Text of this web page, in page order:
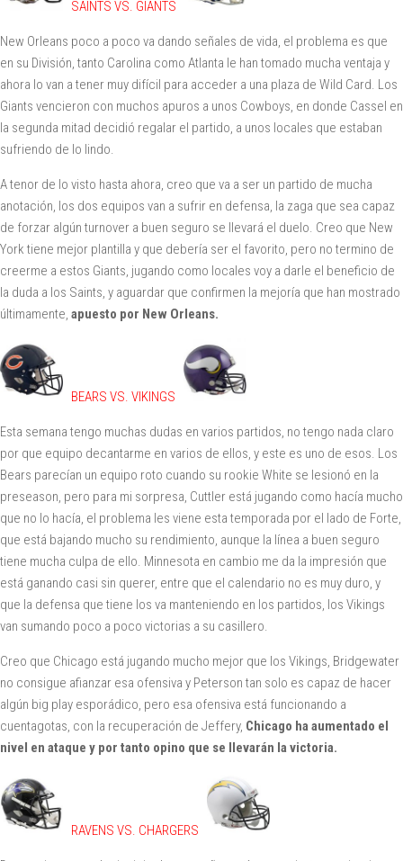
SAINTS VS. GIANTS
New Orleans poco a poco va dando señales de vida, el problema es que
en su División, tanto Carolina como Atlanta le han tomado mucha ventaja y
ahora lo van a tener muy difícil para acceder a una plaza de Wild Card. Los
Giants vencieron con muchos apuros a unos Cowboys, en donde Cassel en
la segunda mitad decidió regalar el partido, a unos locales que estaban
sufriendo de lo lindo.
A tenor de lo visto hasta ahora, creo que va a ser un partido de mucha
anotación, los dos equipos van a sufrir en defensa, la zaga que sea capaz
de forzar algún turnover a buen seguro se llevará el duelo. Creo que New
York tiene mejor plantilla y que debería ser el favorito, pero no termino de
creerme a estos Giants, jugando como locales voy a darle el beneficio de
la duda a los Saints, y aguardar que confirmen la mejoría que han mostrado
últimamente, apuesto por New Orleans.
BEARS VS. VIKINGS
Esta semana tengo muchas dudas en varios partidos, no tengo nada claro
por que equipo decantarme en varios de ellos, y este es uno de esos. Los
Bears parecían un equipo roto cuando su rookie White se lesionó en la
preseason, pero para mi sorpresa, Cuttler está jugando como hacía mucho
que no lo hacía, el problema les viene esta temporada por el lado de Forte,
que está bajando mucho su rendimiento, aunque la línea a buen seguro
tiene mucha culpa de ello. Minnesota en cambio me da la impresión que
está ganando casi sin querer, entre que el calendario no es muy duro, y
que la defensa que tiene los va manteniendo en los partidos, los Vikings
van sumando poco a poco victorias a su casillero.
Creo que Chicago está jugando mucho mejor que los Vikings, Bridgewater
no consigue afianzar esa ofensiva y Peterson tan solo es capaz de hacer
algún big play esporádico, pero esa ofensiva está funcionando a
cuentagotas, con la recuperación de Jeffery, Chicago ha aumentado el
nivel en ataque y por tanto opino que se llevarán la victoria.
RAVENS VS. CHARGERS